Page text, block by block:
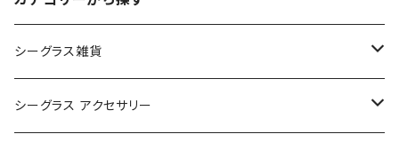
シーグラス雑貨
コレクション用シーグラス
シーグラス アクセサリー